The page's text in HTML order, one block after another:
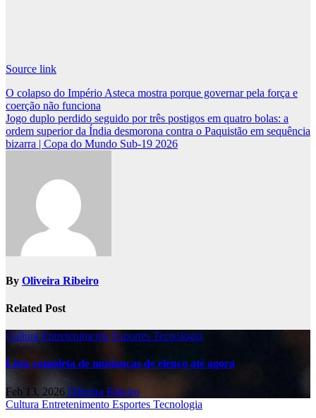
Source link
Post
navigation
O colapso do Império Asteca mostra porque governar pela força e
coerção não funciona
Jogo duplo perdido seguido por três postigos em quatro bolas: a
ordem superior da Índia desmorona contra o Paquistão em sequência
bizarra | Copa do Mundo Sub-19 2026
By Oliveira Ribeiro
Related Post
Cultura Entretenimento Esportes Tecnologia
Lista completa de mudanças de elenco até agora
Feb 13, 2026 Oliveira Ribeiro
Cultura Entretenimento Esportes Tecnologia